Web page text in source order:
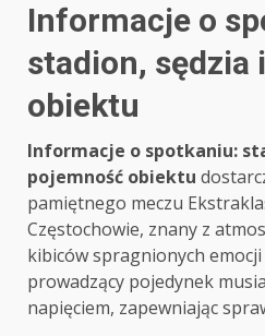
Informacje o
stadion, sędzia
obiektu
Informacje o spotkaniu:
pojemność obiektu
pamiętnego meczu
Częstochowie, znany z
kibiców spragnionych emocji
prowadzący pojedynek
napięciem, zapewniając